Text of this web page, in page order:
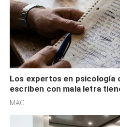
Los expertos en psicología
escriben con mala letra
acelerado y no lo hacen por
MAG.